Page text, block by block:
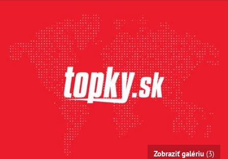
Zobraziť galériu (3)